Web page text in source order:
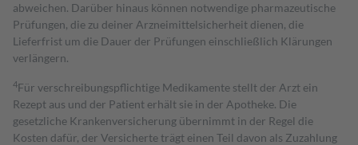
abweichen. Darüber hinaus können notwendige pharmazeutische
Prüfungen, die zu deiner Arzneimittelsicherheit dienen, die
Lieferfrist um die Dauer der Prüfungen einschließlich Klärungen
verlängern.
4Für verschreibungspflichtige Medikamente stellt der Arzt ein
Rezept aus und der Patient erhält sie in der Apotheke. Die
gesetzliche Krankenversicherung übernimmt in der Regel die
Kosten dafür, der Versicherte trägt einen Teil davon als Zuzahlung